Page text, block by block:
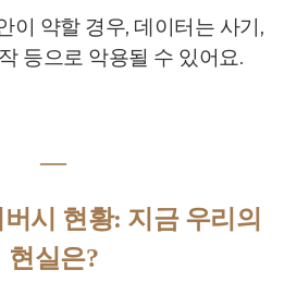
이 약할 경우, 데이터는 사기,
등으로 악용될 수 있어요.
―
시 현황: 지금 우리의
현실은?